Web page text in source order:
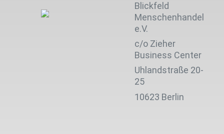
Blickfeld
Menschenhandel
e.V.
c/o Zieher
Business Center
Uhlandstraße 20-
25
10623 Berlin